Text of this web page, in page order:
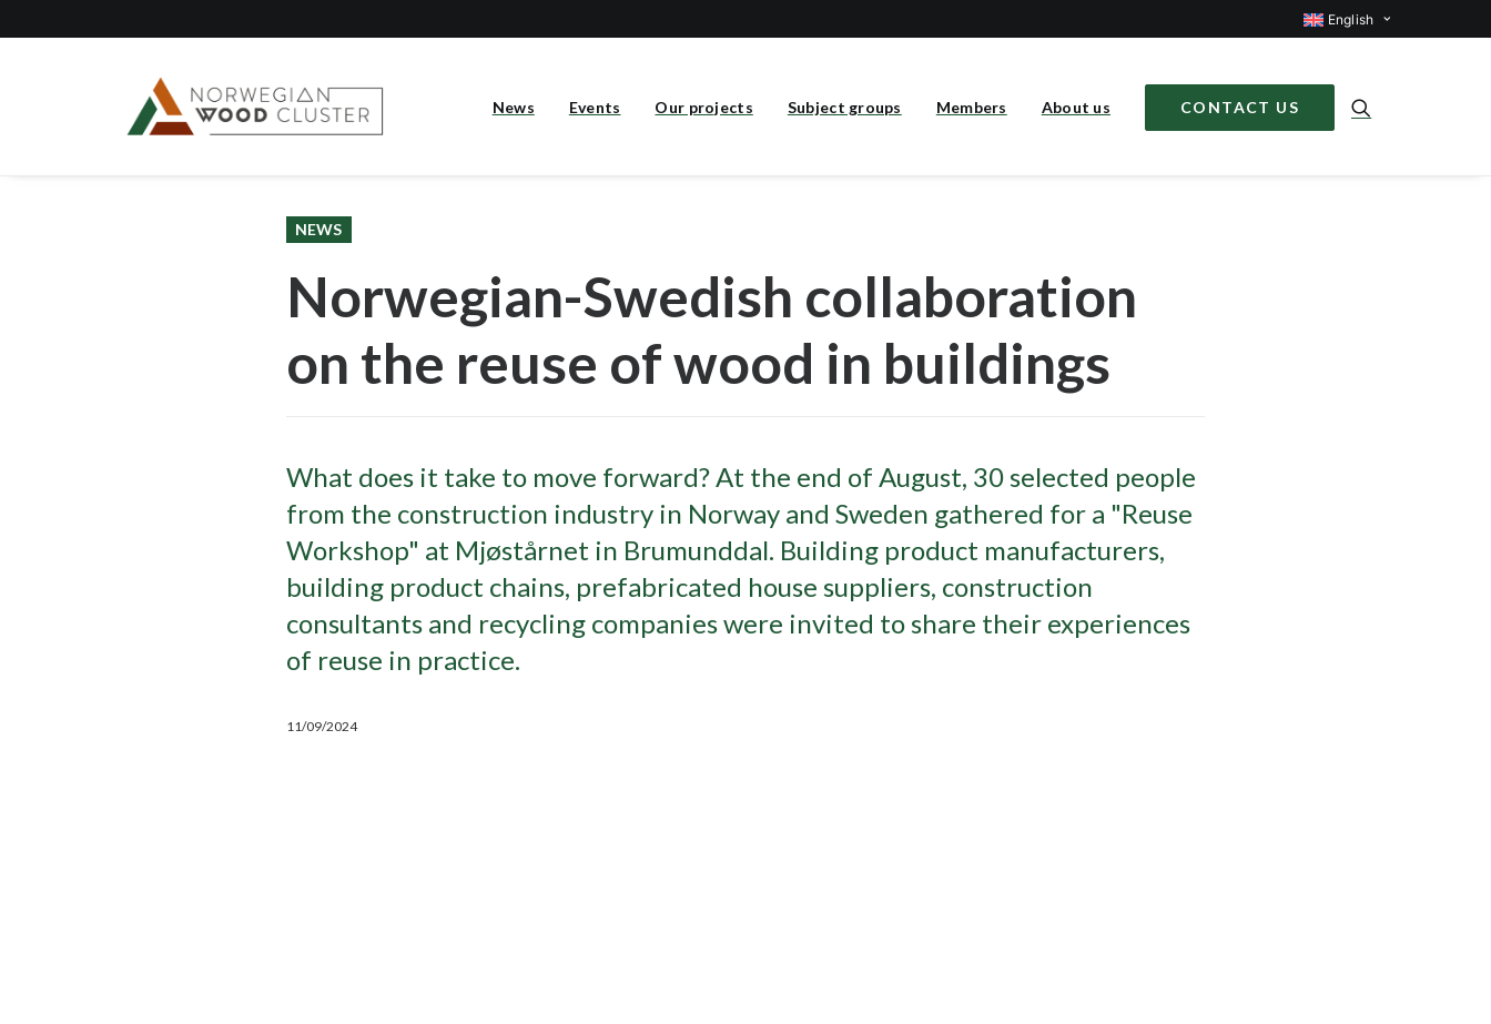
English
News Events Our projects Subject groups Members About us CONTACT US
NEWS
Norwegian-Swedish collaboration
on the reuse of wood in buildings
What does it take to move forward? At the end of August, 30 selected people
from the construction industry in Norway and Sweden gathered for a "Reuse
Workshop" at Mjøstårnet in Brumunddal. Building product manufacturers,
building product chains, prefabricated house suppliers, construction
consultants and recycling companies were invited to share their experiences
of reuse in practice.
11/09/2024